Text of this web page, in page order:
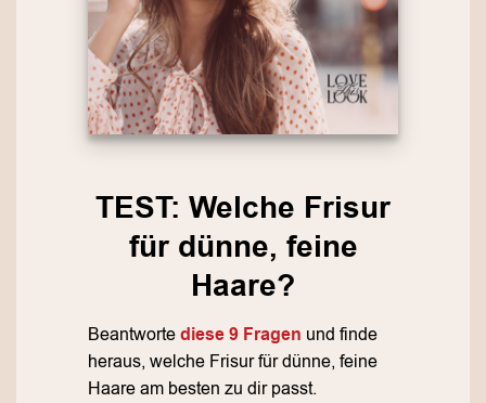
TEST: Welche Frisur
für dünne, feine
Haare?
Beantwortediese 9 Fragen und finde
heraus, welche Frisur für dünne, feine
Haare am besten zu dir passt.